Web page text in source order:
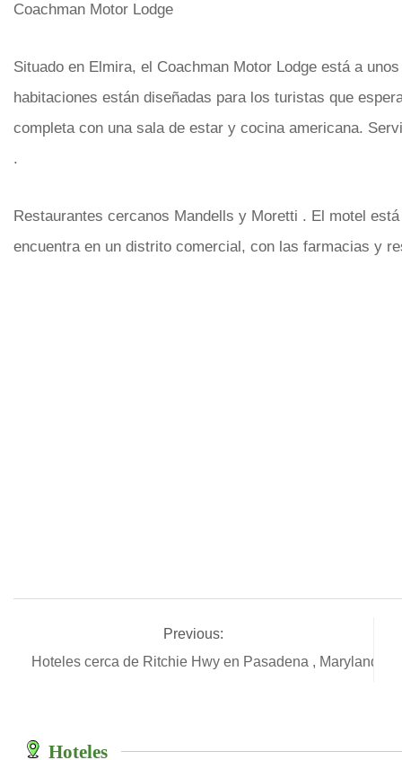
Coachman Motor Lodge
Situado en Elmira, el Coachman Motor Lodge está a
habitaciones están diseñadas para los turistas que
completa con una sala de estar y cocina americana.
.
Restaurantes cercanos Mandells y Moretti . El motel
encuentra en un distrito comercial, con las farmacias y
Previous:
Hoteles cerca de Ritchie Hwy en Pasadena , Maryland
Hoteles